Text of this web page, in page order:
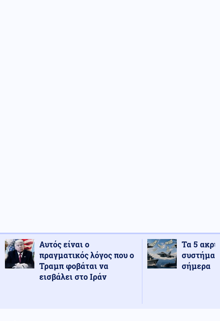
Αυτός είναι ο
πραγματικός λόγος που ο
Τραμπ φοβάται να
εισβάλει στο Ιράν
Τα 5
σήμερα